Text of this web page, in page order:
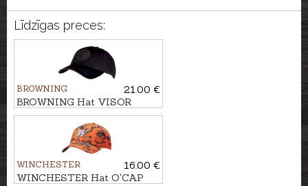
Līdzīgas preces:
BROWNING
21.00 €
BROWNING Hat VISOR
WINCHESTER
16.00 €
WINCHESTER Hat O'CAP